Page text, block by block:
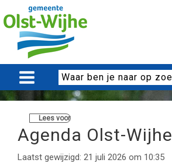
Lees voor
Agenda Olst-Wijhe
Laatst gewijzigd: 21 juli 2026 om 10:35